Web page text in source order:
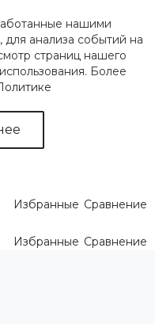
нашими
анализа событий на
страниц нашего
Более
Избранные Сравнение
Избранные Сравнение